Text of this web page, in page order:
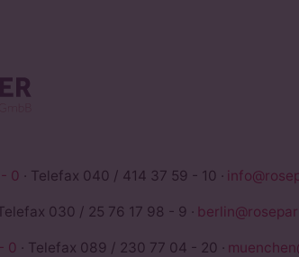
0 · Telefax 040 / 414 37 59 - 10 ·
030 / 25 76 17 98 - 9 ·
0 · Telefax 089 / 230 77 04 - 20 ·